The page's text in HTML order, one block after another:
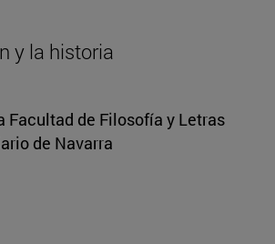
y la historia
Facultad de Filosofía y Letras
de Navarra